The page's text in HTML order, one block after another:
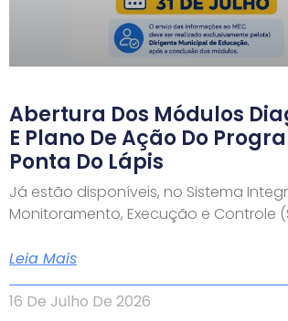
Abertura Dos Módulos
E Plano De Ação Do
Ponta Do Lápis
Já estão disponíveis, no Sistema
Monitoramento, Execução e Controle
Leia Mais
16 De Julho De 2026